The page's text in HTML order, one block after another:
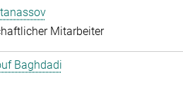
Mitarbeiter
Baghdadi